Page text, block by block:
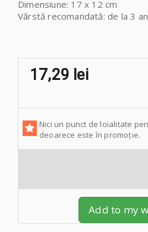
Dimensiune: 17 x 12 cm
Vârstă recomandată: de la 3
17,29 lei
Nici un punct de loialitate
deoarece este în promoție.
Add to my